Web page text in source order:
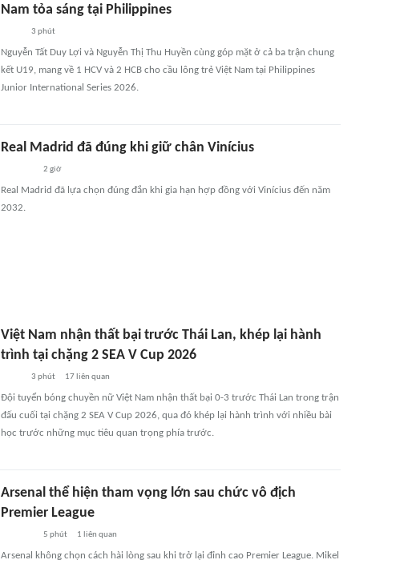
Nam tỏa sáng tại Philippines
3 phút
Nguyễn Tất Duy Lợi và Nguyễn Thị Thu Huyền cùng góp mặt ở cả ba trận chung
kết U19, mang về 1 HCV và 2 HCB cho cầu lông trẻ Việt Nam tại Philippines
Junior International Series 2026.
Real Madrid đã đúng khi giữ chân Vinícius
2 giờ
Real Madrid đã lựa chọn đúng đắn khi gia hạn hợp đồng với Vinícius đến năm
2032.
Việt Nam nhận thất bại trước Thái Lan, khép lại hành
trình tại chặng 2 SEA V Cup 2026
3 phút 17 liên quan
Đội tuyển bóng chuyền nữ Việt Nam nhận thất bại 0-3 trước Thái Lan trong trận
đấu cuối tại chặng 2 SEA V Cup 2026, qua đó khép lại hành trình với nhiều bài
học trước những mục tiêu quan trọng phía trước.
Arsenal thể hiện tham vọng lớn sau chức vô địch
Premier League
5 phút 1 liên quan
Arsenal không chọn cách hài lòng sau khi trở lại đỉnh cao Premier League. Mikel